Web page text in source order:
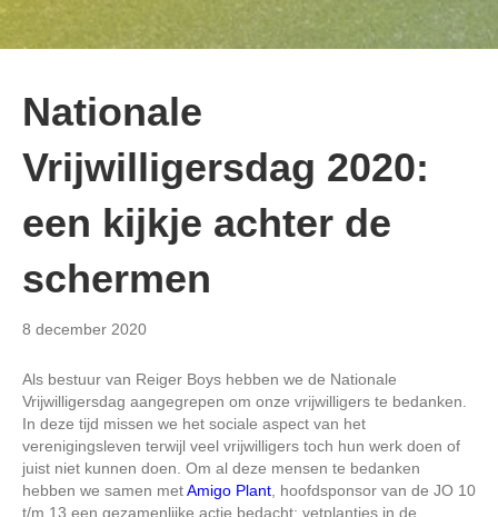
Nationale
Vrijwilligersdag 2020:
een kijkje achter de
schermen
8 december 2020
Als bestuur van Reiger Boys hebben we de Nationale
Vrijwilligersdag aangegrepen om onze vrijwilligers te bedanken.
In deze tijd missen we het sociale aspect van het
verenigingsleven terwijl veel vrijwilligers toch hun werk doen of
juist niet kunnen doen. Om al deze mensen te bedanken
hebben we samen metAmigo Plant , hoofdsponsor van de JO 10
t/m 13 een gezamenlijke actie bedacht: vetplantjes in de